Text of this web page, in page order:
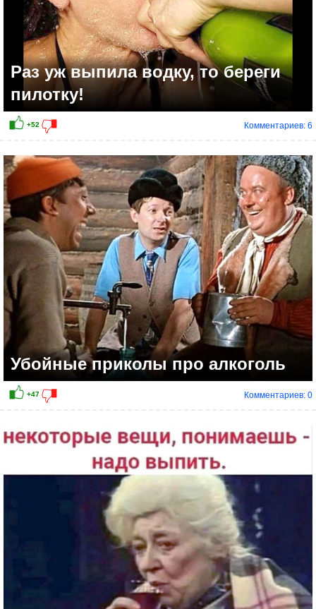
Раз уж выпила водку, то береги
пилотку!
Комментариев: 6
Убойные приколы про алкоголь
Комментариев: 0